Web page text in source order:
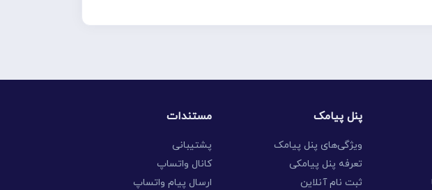
پنل پیامک
ویژگی‌های پنل پیامک
تعرفه پنل پیامکی
ثبت نام آنلاین
مستندات
پشتیبانی
کانال واتساپ
ارسال پیام واتساپ